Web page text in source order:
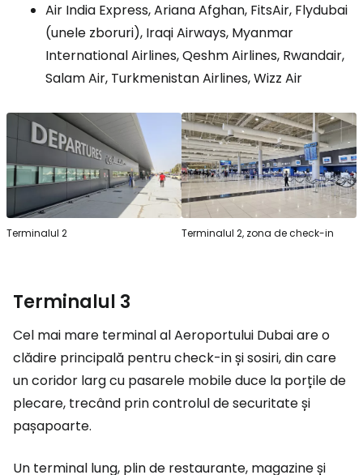
Air India Express, Ariana Afghan, FitsAir, Flydubai
(unele zboruri), Iraqi Airways, Myanmar
International Airlines, Qeshm Airlines, Rwandair,
Salam Air, Turkmenistan Airlines, Wizz Air
Terminalul 2 Terminalul 2, zona de check-in
Terminalul 3
Cel mai mare terminal al Aeroportului Dubai are o
clădire principală pentru check-in și sosiri, din care
un coridor larg cu pasarele mobile duce la porțile de
plecare, trecând prin controlul de securitate și
pașapoarte.
Un terminal lung, plin de restaurante, magazine și